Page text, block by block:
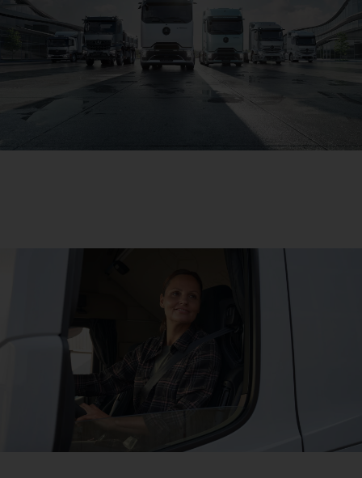
Dein Weg zu mehr Wirtschaftlichkeit. Entdecke hier
deine aktuellen Vorteile und sichere sie dir bei deinem